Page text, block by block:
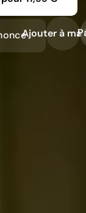
Ajouter à ma